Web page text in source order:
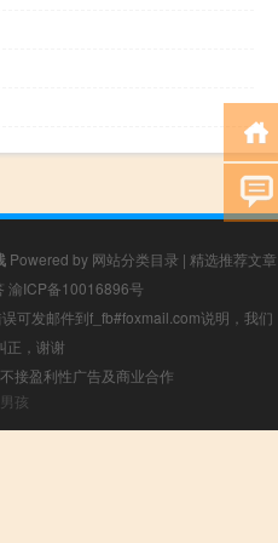
Powered by 网站分类目录 | 精选推荐文章
渝ICP备10016896号
可发邮件到f_fb#foxmail.com说明，我们
正，谢谢
接盈利性广告及商业合作
孩